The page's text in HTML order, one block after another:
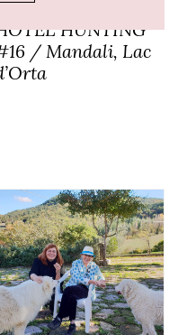
HUNTING
/ Mandali, Lac